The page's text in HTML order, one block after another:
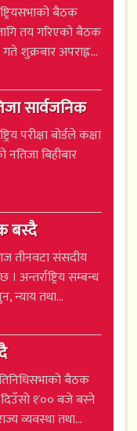
बैठक
तय गरिएको बैठक
शुक्रबार अपराह्न...
सार्वजनिक
परीक्षा बोर्डले कक्षा
नतिजा बिहीबार
बस्दै
तीनवटा संसदीय
सम्बन्ध
न्याय तथा...
बैठक
१ः०० बजे बस्ने
व्यवस्था तथा...